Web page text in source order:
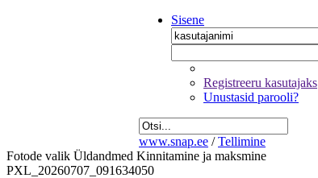
Sisene
Registreeru kasutajaks
Unustasid parooli?
www.snap.ee / Tellimine
Fotode valik Üldandmed Kinnitamine ja maksmine
PXL_20260707_091634050